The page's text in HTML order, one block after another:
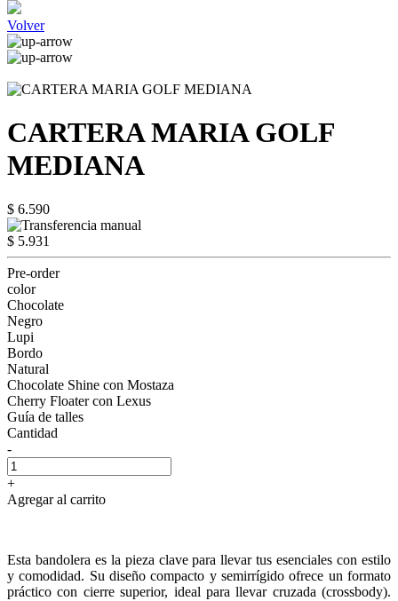
Volver
CARTERA MARIA GOLF
MEDIANA
$ 6.590
$ 5.931
Pre-order
color
Chocolate
Negro
Lupi
Bordo
Natural
Chocolate Shine con Mostaza
Cherry Floater con Lexus
Guía de talles
Cantidad
-
+
Agregar al carrito
Esta bandolera es la pieza clave para llevar tus esenciales con estilo
y comodidad. Su diseño compacto y semirrígido ofrece un formato
práctico con cierre superior, ideal para llevar cruzada (crossbody).